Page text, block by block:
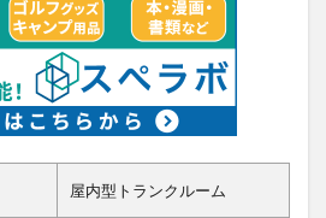
屋内型トランクルーム